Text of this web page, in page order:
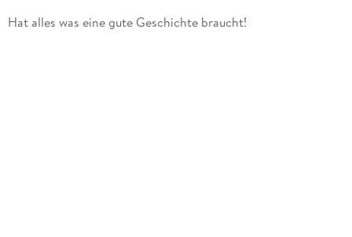
Hat alles was eine gute Geschichte braucht!